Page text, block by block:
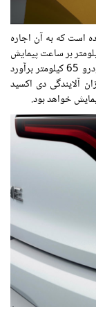
مجهز شده است که به آن اجاره
50 کیلومتر را با سرعت حداکثر 135 کیلومتر بر ساعت پیمایش
کند؛ این در حالی است که میزان پیمایش شهری این خودرو 65 کیلومتر برآورد
آلایندگی دی اکسید